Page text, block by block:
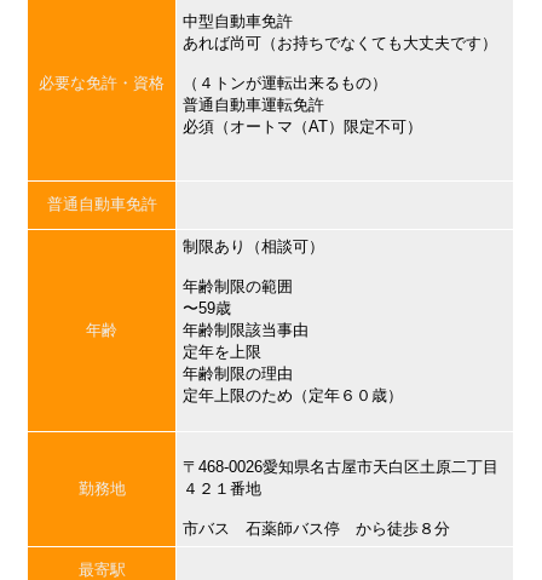
必要な免許・資格
中型自動車免許
あれば尚可（お持ちでなくても大丈夫です）
（４トンが運転出来るもの）
普通自動車運転免許
必須（オートマ（AT）限定不可）
普通自動車免許
年齢
制限あり（相談可）
年齢制限の範囲
〜59歳
年齢制限該当事由
定年を上限
年齢制限の理由
定年上限のため（定年６０歳）
勤務地
〒468-0026愛知県名古屋市天白区土原二丁目
４２１番地
市バス 石薬師バス停 から徒歩８分
最寄駅